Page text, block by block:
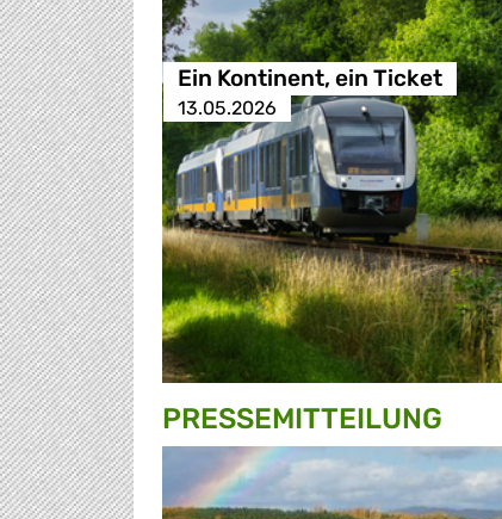
Ein Kontinent, ein Ticket
13.05.2026
PRESSE­MITTEILUNG